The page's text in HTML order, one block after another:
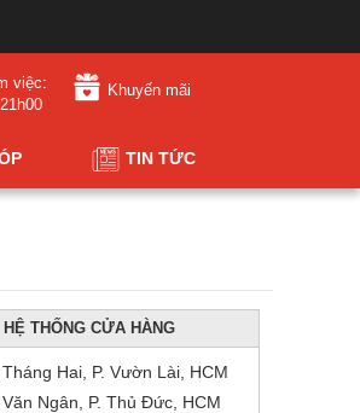
việc:
Khuyến mãi
TIN TỨC
HỆ THỐNG CỬA HÀNG
Hai, P. Vườn Lài, HCM
Ngân, P. Thủ Đức, HCM